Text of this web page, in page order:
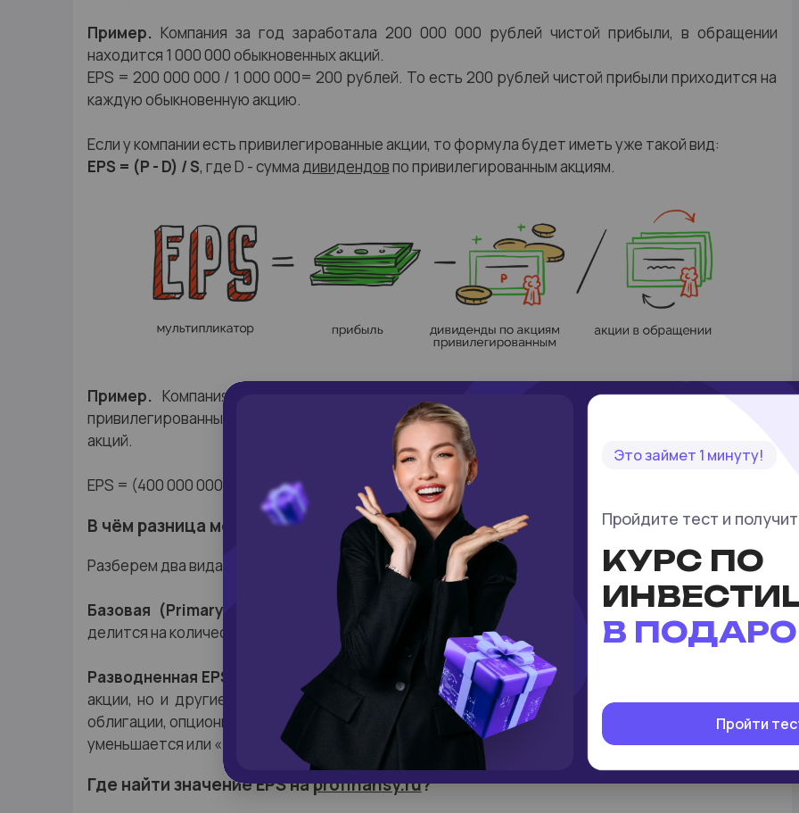
Пример. Компания за год заработала 200 000 000 рублей чистой прибыли, в обращении
находится 1 000 000 обыкновенных акций.
EPS = 200 000 000 / 1 000 000= 200 рублей. То есть 200 рублей чистой прибыли приходится на
каждую обыкновенную акцию.
Если у компании есть привилегированные акции, то формула будет иметь уже такой вид:
EPS = (P - D) / S, где D - суммадивидендовпо привилегированным акциям.
Пример. Компания заработала 400 000 000 рублей чистой прибыли, на дивиденды по
привилегированным акциям ушло 100 000 000 рублей, в обращении 1 000 000 обыкновенных
акций.
EPS = (400 000 000 - 100 000 000) / 1 000 000=300 рублей.
В чём разница между базовой и разводнённой прибылью на акцию?
Разберем два вида Earnings Per Share: базовая (Primary) и разводнённая (Diluted).
Базовая (Primary) EPS.
Для расчетов берётся чистая прибыль из последнего отчёта и
делится на количество обыкновенных акций, находящихся в обращении.
Разводненная EPS (Diluted EPS).
В расчётах разводнённой EPS применяются не только сами
акции, но и другие ценные бумаги, которые могут быть конвертированы в акции: например,
облигации, опционы. В этом случае количество обыкновенных акций как бы увеличивается, а EPS
уменьшается или «разводняется».
Где найти значение EPS наprofinansy.ru?
Это займет 1 минуту!
Пройдите тест и
КУРС ПО
В
Пройти